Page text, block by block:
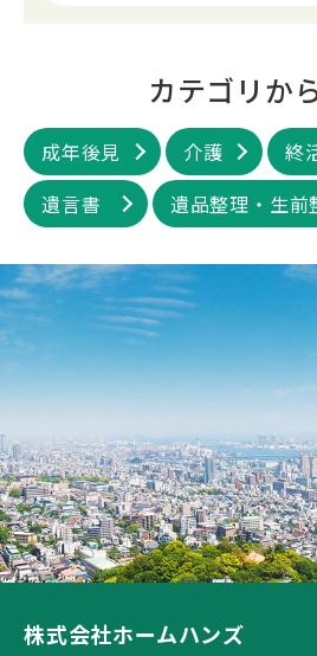
カテゴリか
成年後見 介護 終
遺言書
遺品整理・生前
株式会社ホームハンズ